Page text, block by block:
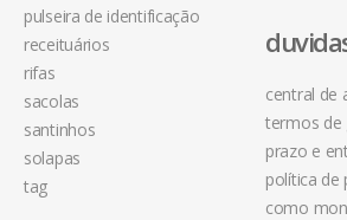
pulseira de identificação
receituários
rifas
sacolas
santinhos
solapas
tag
central de
termos de
prazo e
política de
como